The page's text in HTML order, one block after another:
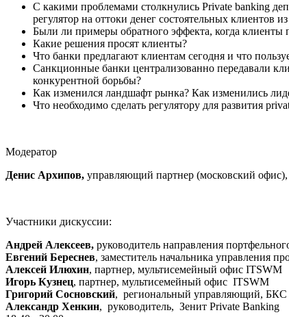
С какими проблемами столкнулись Private banking
регулятор на оттоки денег состоятельных клиентов
Были ли примеры обратного эффекта, когда клиенты
Какие решения просят клиенты?
Что банки предлагают клиентам сегодня и что
Санкционные банки централизованно передавали
конкурентной борьбы?
Как изменился ландшафт рынка? Как изменились
Что необходимо сделать регулятору для развития
Модератор
Денис Архипов, управляющий партнер (московский
Участники дискуссии:
Андрей Алексеев, руководитель направления
Евгений Береснев, заместитель начальника управления
Алексей Илюхин, партнер, мультисемейный офис ITSWM
Игорь Кузнец, партнер, мультисемейный офис ITSWM
Григорий Сосновский, региональный управляющий, БКС
Александр Хенкин, руководитель, Зенит Private Banking